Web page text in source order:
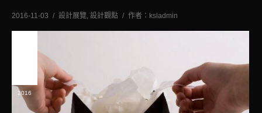
2016-11-03 設計展覽 設計觀點 作者： ksladmin
2016